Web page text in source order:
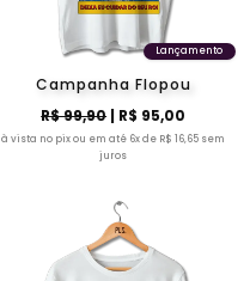
Lançamento
Campanha Flopou
R$ 99,90| R$ 95,00
à vista no pix ou em até 6x de R$ 16,65 sem
juros